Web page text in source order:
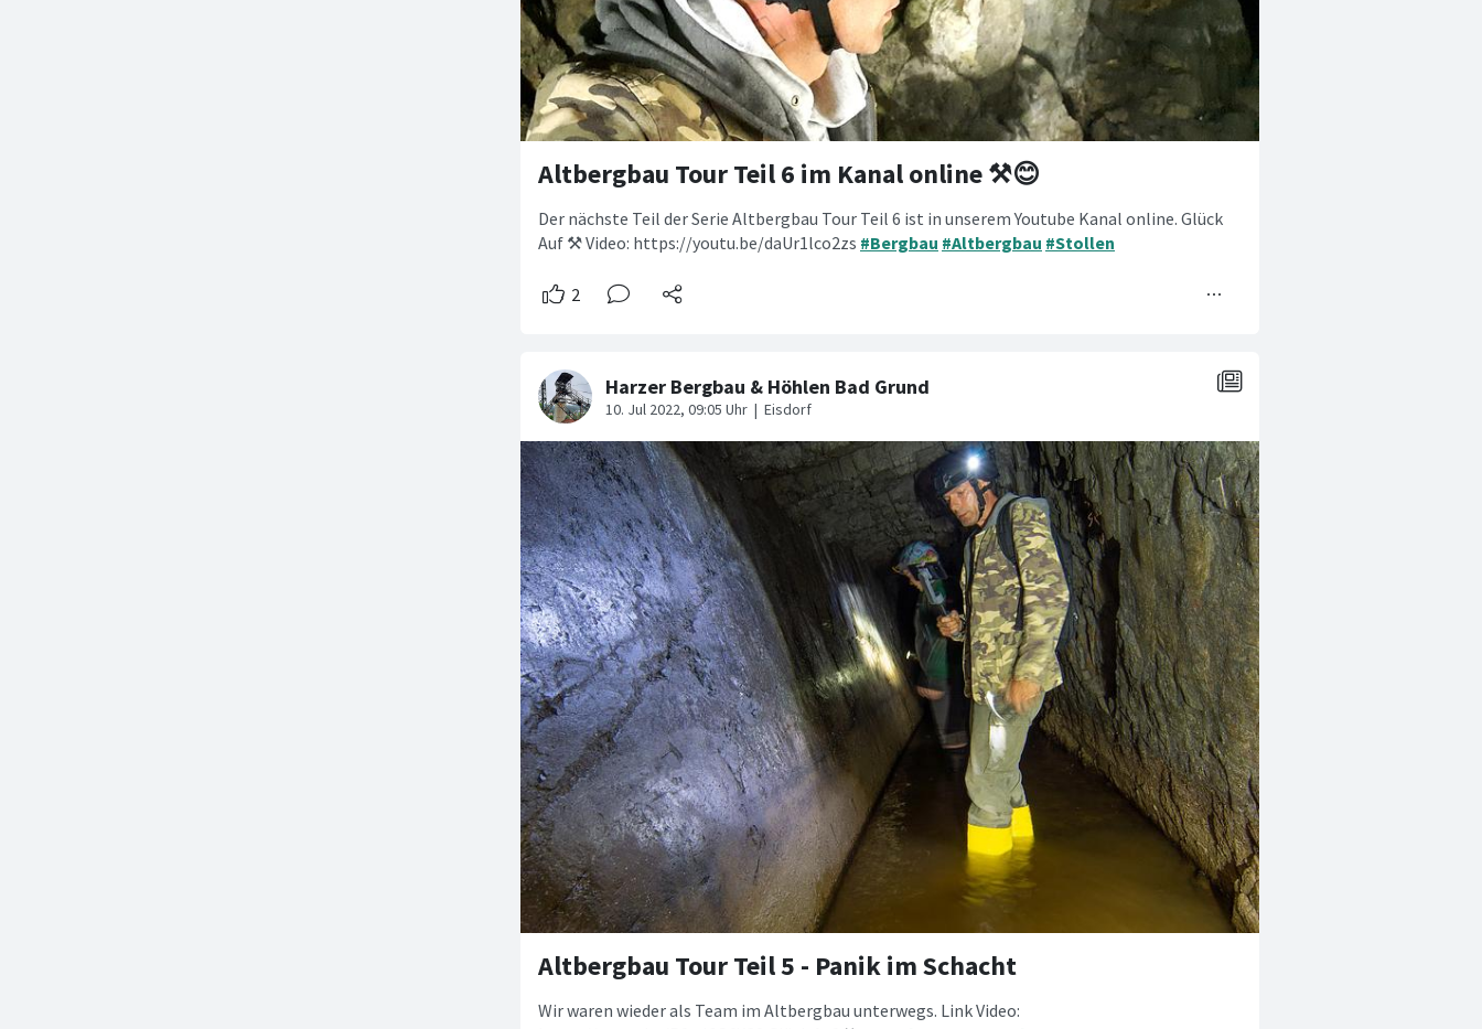
Altbergbau Tour Teil 6 im Kanal online ⚒️😊
Der nächste Teil der Serie Altbergbau Tour Teil 6 ist in unserem Youtube Kanal online. Glück
Auf ⚒️ Video: https://youtu.be/daUr1lco2zs #Bergbau #Altbergbau #Stollen
Altbergbau Tour Teil 5 - Panik im Schacht
Wir waren wieder als Team im Altbergbau unterwegs. Link Video: